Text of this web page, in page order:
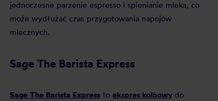
jednoczesne parzenie espresso i spienianie mleka, co
może wydłużać czas przygotowania napojów
mlecznych.
Sage The Barista Express
Sage The Barista Express to ekspres kolbowy do